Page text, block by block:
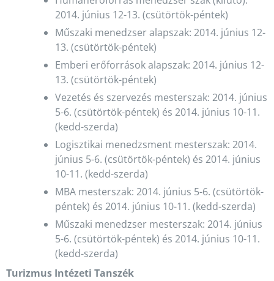
2014. június 12-13. (csütörtök-péntek)
Műszaki menedzser alapszak: 2014. június 12-
13. (csütörtök-péntek)
Emberi erőforrások alapszak: 2014. június 12-
13. (csütörtök-péntek)
Vezetés és szervezés mesterszak: 2014. június
5-6. (csütörtök-péntek) és 2014. június 10-11.
(kedd-szerda)
Logisztikai menedzsment mesterszak: 2014.
június 5-6. (csütörtök-péntek) és 2014. június
10-11. (kedd-szerda)
MBA mesterszak: 2014. június 5-6. (csütörtök-
péntek) és 2014. június 10-11. (kedd-szerda)
Műszaki menedzser mesterszak: 2014. június
5-6. (csütörtök-péntek) és 2014. június 10-11.
(kedd-szerda)
Turizmus Intézeti Tanszék